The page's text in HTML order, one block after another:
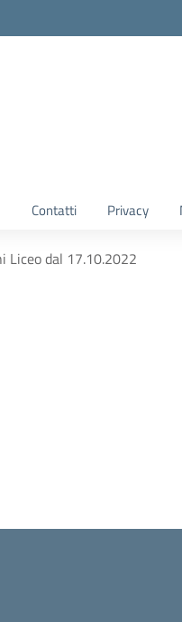
Contatti Privacy
Liceo dal 17.10.2022